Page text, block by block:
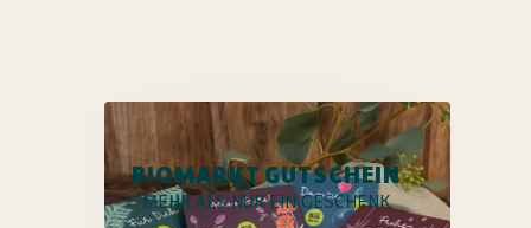
BIOMARKT GUTSCHEIN
MEHR ALS NUR EIN GESCHENK